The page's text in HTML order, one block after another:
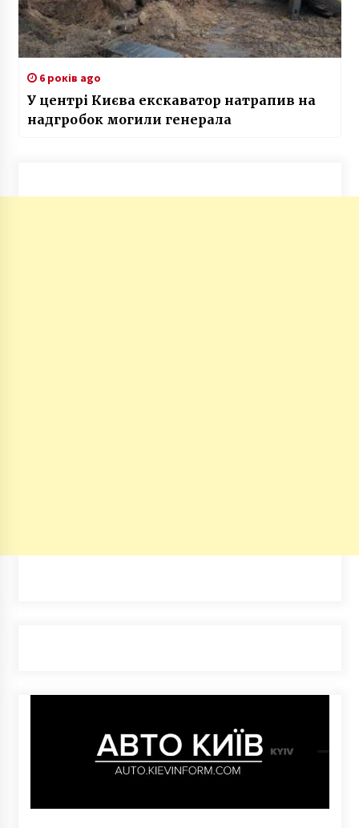
6 років ago
У центрі Києва екскаватор натрапив на
надгробок могили генерала